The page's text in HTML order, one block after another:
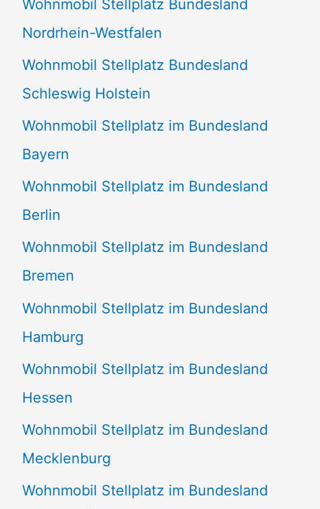
n
a
c
h
:
Wohnmobil Stellplatz Bundesland
Nordrhein-Westfalen
Wohnmobil Stellplatz Bundesland
Schleswig Holstein
Wohnmobil Stellplatz im Bundesland
Bayern
Wohnmobil Stellplatz im Bundesland
Berlin
Wohnmobil Stellplatz im Bundesland
Bremen
Wohnmobil Stellplatz im Bundesland
Hamburg
Wohnmobil Stellplatz im Bundesland
Hessen
Wohnmobil Stellplatz im Bundesland
Mecklenburg
Wohnmobil Stellplatz im Bundesland